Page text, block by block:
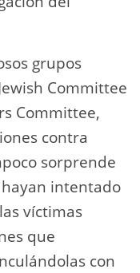
grupos
Committee
Committee,
contra
sorprende
intentado
víctimas
que
con